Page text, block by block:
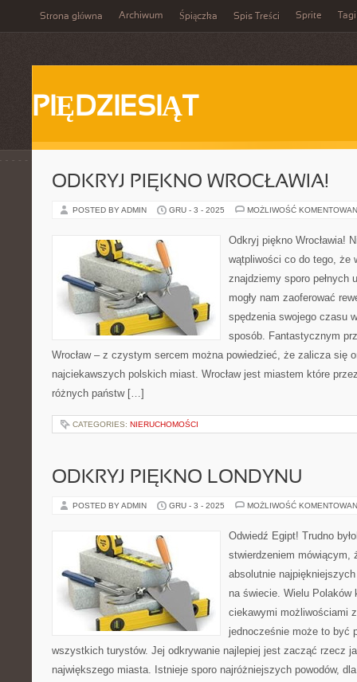
Strona główna Archiwum Śpiączka Spis Treści Sprite Tagi
PIĘDZIESIĄT
ODKRYJ PIĘKNO WROCŁAWIA!
POSTED BY ADMIN GRU - 3 - 2025 MOŻLIWOŚĆ
Odkryj piękno Wrocławia!
wątpliwości co do tego, że
znajdziemy sporo pełnych
mogły nam zaoferować
spędzenia swojego czasu
sposób. Fantastycznym
Wrocław – z czystym sercem można powiedzieć, że zalicza się
najciekawszych polskich miast. Wrocław jest miastem które
różnych państw […]
CATEGORIES: NIERUCHOMOŚCI
ODKRYJ PIĘKNO LONDYNU
POSTED BY ADMIN GRU - 3 - 2025 MOŻLIWOŚĆ
Odwiedź Egipt! Trudno
stwierdzeniem mówiącym,
absolutnie
na świecie. Wielu
ciekawymi możliwościami
jednocześnie może to być
wszystkich turystów. Jej odkrywanie najlepiej jest zacząć rzecz
największego miasta. Istnieje sporo najróżniejszych powodów,